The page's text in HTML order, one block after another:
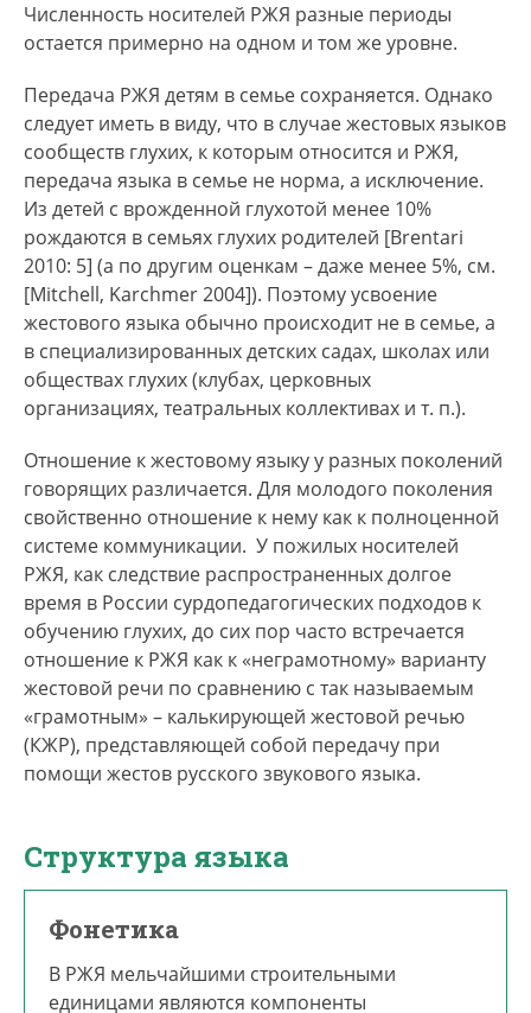
Численность носителей РЖЯ разные периоды
остается примерно на одном и том же уровне.
Передача РЖЯ детям в семье сохраняется. Однако
следует иметь в виду, что в случае жестовых языков
сообществ глухих, к которым относится и РЖЯ,
передача языка в семье не норма, а исключение.
Из детей с врожденной глухотой менее 10%
рождаются в семьях глухих родителей [Brentari
2010: 5] (а по другим оценкам – даже менее 5%, см.
[Mitchell, Karchmer 2004]). Поэтому усвоение
жестового языка обычно происходит не в семье, а
в специализированных детских садах, школах или
обществах глухих (клубах, церковных
организациях, театральных коллективах и т. п.).
Отношение к жестовому языку у разных поколений
говорящих различается. Для молодого поколения
свойственно отношение к нему как к полноценной
системе коммуникации. У пожилых носителей
РЖЯ, как следствие распространенных долгое
время в России сурдопедагогических подходов к
обучению глухих, до сих пор часто встречается
отношение к РЖЯ как к «неграмотному» варианту
жестовой речи по сравнению с так называемым
«грамотным» – калькирующей жестовой речью
(КЖР), представляющей собой передачу при
помощи жестов русского звукового языка.
Структура языка
Фонетика
В РЖЯ мельчайшими строительными
единицами являются компоненты